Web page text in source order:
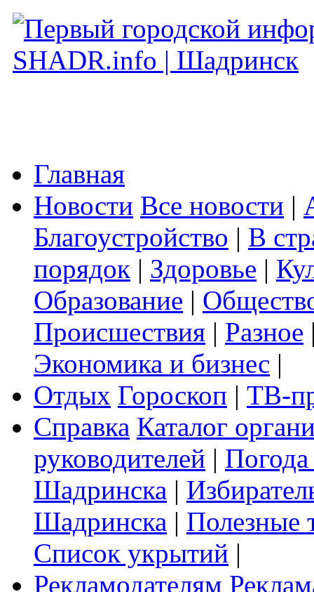
Главная
Новости Все новости |
Благоустройство | В
порядок | Здоровье |
Образование |
Происшествия | Разное
Экономика и бизнес |
Отдых Гороскоп | ТВ-
Справка Каталог
руководителей |
Шадринска |
Шадринска | Полезные
Список укрытий |
Рекламодателям